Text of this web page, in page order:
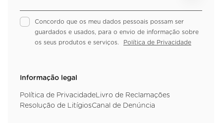
Concordo que os meu dados pessoais possam ser
guardados e usados, para o envio de informação sobre
os seus produtos e serviços.
Política de Privacidade
Informação legal
Política de Privacidade Livro de Reclamações
Resolução de LitígiosCanal de Denúncia